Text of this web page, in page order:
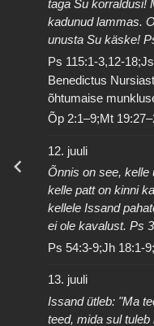
taga Su korraldusi!
kadunud lammas.
unusta Su käske!
Ps 115:1-3,12-
Benedictus
õhtumaise
Õp 2:1–9;Mt
12. juuli
Õnnis on see, kelle
kelle patt on kinni
kellele Issand
ei ole kavalust. Ps
Ps 54:3-9;Jh 18:1-
13. juuli
Issand ütleb: "Ma
teed, mida sul